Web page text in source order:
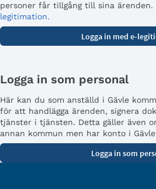
personer får tillgång till sina ärenden.
legitimation.
Logga in som personal
Här kan du som anställd i Gävle
för att handlägga ärenden, signera
tjänster i tjänsten. Detta gäller även
annan kommun men har konto i